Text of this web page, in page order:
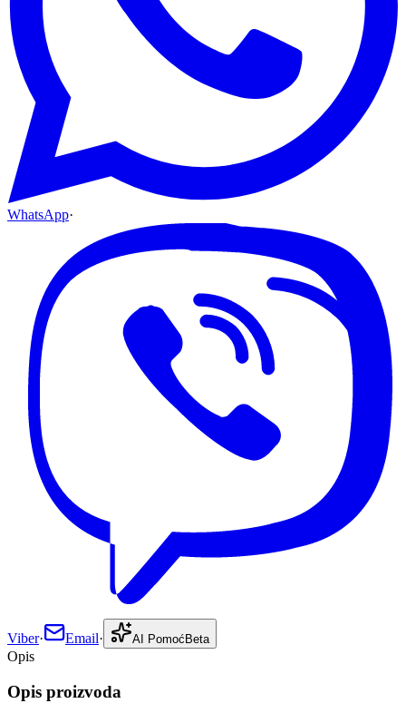
WhatsApp·
Viber· Email· AI Pomoć Beta
Opis
Opis proizvoda